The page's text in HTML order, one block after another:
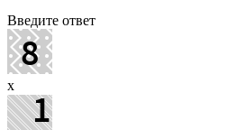
Введите ответ
x